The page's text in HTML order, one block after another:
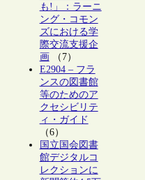
も!」：ラーニ
ング・コモン
ズにおける学
際交流支援企
画 （7）
E2904 – フラ
ンスの図書館
等のためのア
クセシビリテ
ィ・ガイド
（6）
国立国会図書
館デジタルコ
レクションに